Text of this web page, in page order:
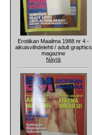
Erotiikan Maailma 1988 nr 4 -
aikuisviihdelehti / adult graphics
magazine
Näytä